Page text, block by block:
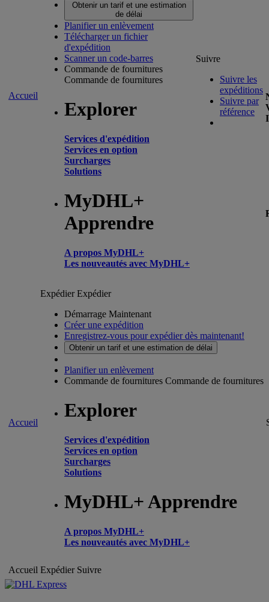
Accueil
Obtenir un tarif et une estimation
de délai
Planifier un enlèvement
Télécharger un fichier
d'expédition
Scanner un code-barres
Commande de fournitures
Commande de fournitures
Explorer
Services d'expédition
Services en option
Surcharges
Solutions
MyDHL+
Apprendre
A propos MyDHL+
Les nouveautés avec MyDHL+
Suivre
Suivre les
expéditions
Suivre par
référence
Accueil
ExpédierExpédier
Démarrage Maintenant
Créer une expédition
Enregistrez-vous pour expédier dès maintenant!
Obtenir un tarif et une estimation de délai
Planifier un enlèvement
Commande de fournitures Commande de fournitures
Explorer
Services d'expédition
Services en option
Surcharges
Solutions
MyDHL+ Apprendre
A propos MyDHL+
Les nouveautés avec MyDHL+
Accueil Expédier Suivre